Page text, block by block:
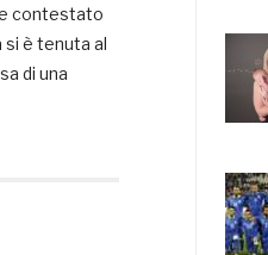
contestato
si è tenuta al
di una